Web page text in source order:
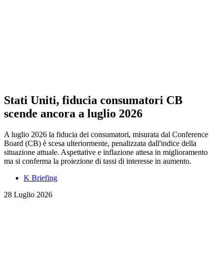
Stati Uniti, fiducia consumatori CB
scende ancora a luglio 2026
A luglio 2026 la fiducia dei consumatori, misurata dal Conference
Board (CB) è scesa ulteriormente, penalizzata dall'indice della
situazione attuale. Aspettative e inflazione attesa in miglioramento
ma si conferma la proiezione di tassi di interesse in aumento.
K Briefing
28 Luglio 2026